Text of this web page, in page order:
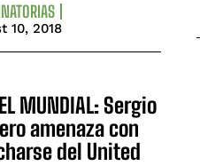
10, 2018
MUNDIAL: Sergio
amenaza con
del United